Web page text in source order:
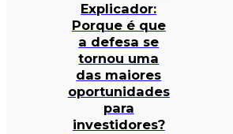
Explicador:
Porque é que
a defesa se
tornou uma
das maiores
oportunidades
para
investidores?